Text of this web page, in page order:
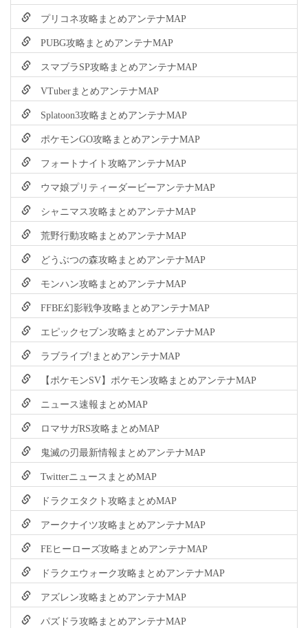
プリコネ攻略まとめアンテナMAP
PUBG攻略まとめアンテナMAP
スマブラSP攻略まとめアンテナMAP
VTuberまとめアンテナMAP
Splatoon3攻略まとめアンテナMAP
ポケモンGO攻略まとめアンテナMAP
フォートナイト攻略アンテナMAP
ウマ娘プリティーダービーアンテナMAP
シャニマス攻略まとめアンテナMAP
荒野行動攻略まとめアンテナMAP
どうぶつの森攻略まとめアンテナMAP
モンハン攻略まとめアンテナMAP
FFBE幻影戦争攻略まとめアンテナMAP
エピックセブン攻略まとめアンテナMAP
ラブライブ!まとめアンテナMAP
【ポケモンSV】ポケモン攻略まとめアンテナMAP
ニュース速報まとめMAP
ロマサガRS攻略まとめMAP
鬼滅の刃最新情報まとめアンテナMAP
TwitterニュースまとめMAP
ドラクエタクト攻略まとめMAP
アークナイツ攻略まとめアンテナMAP
FEヒーローズ攻略まとめアンテナMAP
ドラクエウォーク攻略まとめアンテナMAP
アズレン攻略まとめアンテナMAP
パズドラ攻略まとめアンテナMAP